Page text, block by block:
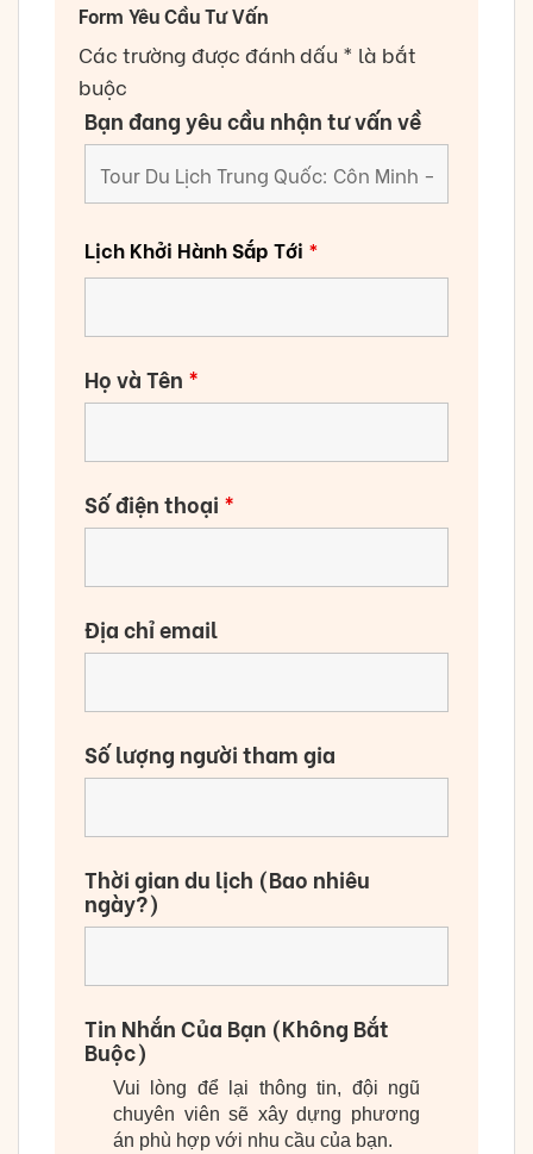
Form Yêu Cầu Tư Vấn
Các trường được đánh dấu * là bắt
buộc
Bạn đang yêu cầu nhận tư vấn về
Lịch Khởi Hành Sắp Tới *
Họ và Tên *
Số điện thoại *
Địa chỉ email
Số lượng người tham gia
Thời gian du lịch (Bao nhiêu
ngày?)
Tin Nhắn Của Bạn (Không Bắt
Buộc)
Vui lòng để lại thông tin, đội ngũ
chuyên viên sẽ xây dựng phương
án phù hợp với nhu cầu của bạn.